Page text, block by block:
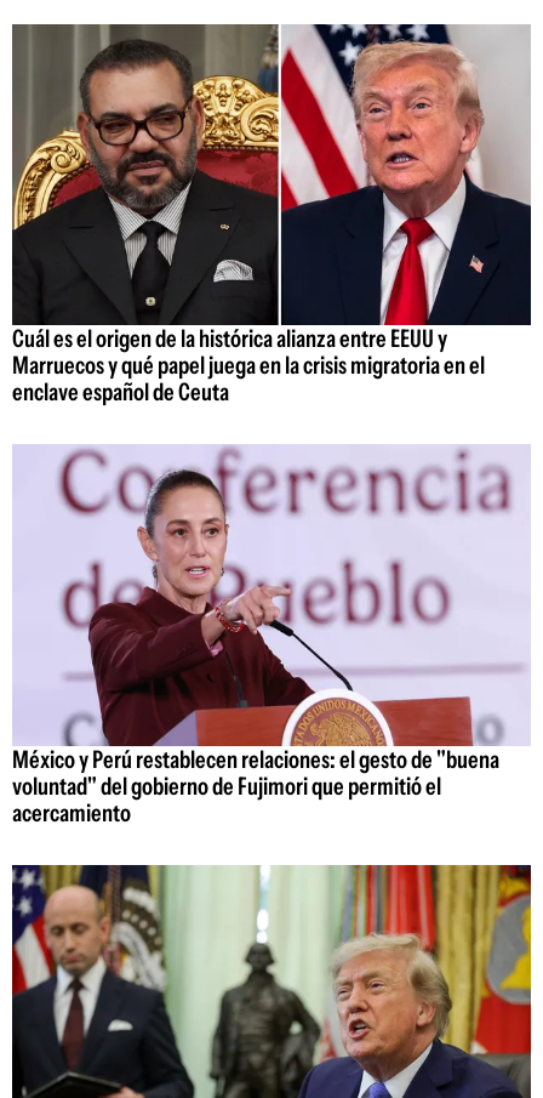
Cuál es el origen de la histórica alianza entre EEUU y
Marruecos y qué papel juega en la crisis migratoria en el
enclave español de Ceuta
México y Perú restablecen relaciones: el gesto de "buena
voluntad" del gobierno de Fujimori que permitió el
acercamiento